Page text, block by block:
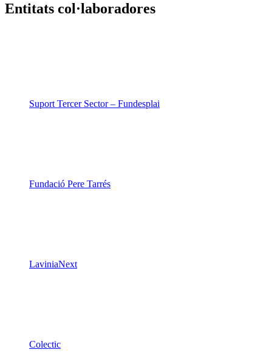
Entitats col·laboradores
Suport Tercer Sector – Fundesplai
Fundació Pere Tarrés
LaviniaNext
Colectic